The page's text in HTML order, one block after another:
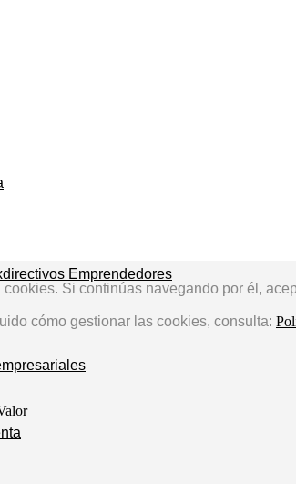
Emprendedores
Si continúas navegando por él,
cómo gestionar las cookies, consulta: